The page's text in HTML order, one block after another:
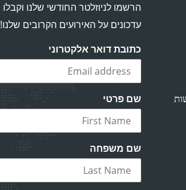
הרשמו לניוזלטר החודשי שלנו וקבלו
עדכונים על האירועים הקרובים שלנו!
כתובת דואר אלקטרוני
שם פרטי
שם משפחה